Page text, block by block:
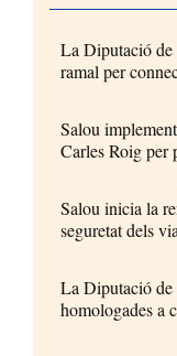
La Diputació de
ramal per
Salou
Carles Roig per
Salou inicia la
seguretat dels
La Diputació de
homologades a